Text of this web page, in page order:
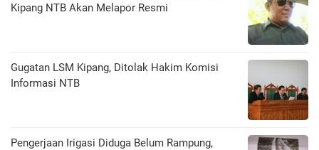
Kipang NTB Akan Melapor Resmi
Gugatan LSM Kipang, Ditolak Hakim Komisi
Informasi NTB
Pengerjaan Irigasi Diduga Belum Rampung,